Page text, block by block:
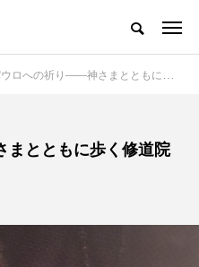
への祈り――神さまとともに歩く修道院の祈り
とともに歩く修道院